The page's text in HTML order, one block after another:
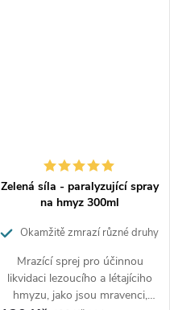
Zelená síla - paralyzující spray
na hmyz 300ml
Okamžitě zmrazí různé druhy
Mrazící sprej pro účinnou
likvidaci lezoucího a létajíciho
hmyzu, jako jsou mravenci,